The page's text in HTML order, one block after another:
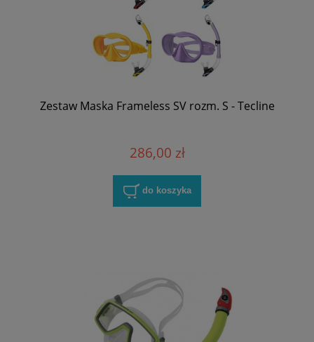
Zestaw Maska Frameless SV rozm. S - Tecline
286,00 zł
do koszyka